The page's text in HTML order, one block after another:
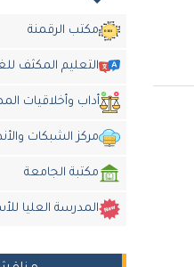
مكتب الرقمنة
التعليم المكثف
أداب وأخلاقيات
مركز الشبكات
مكتبة الجامعة
المدرسة العليا